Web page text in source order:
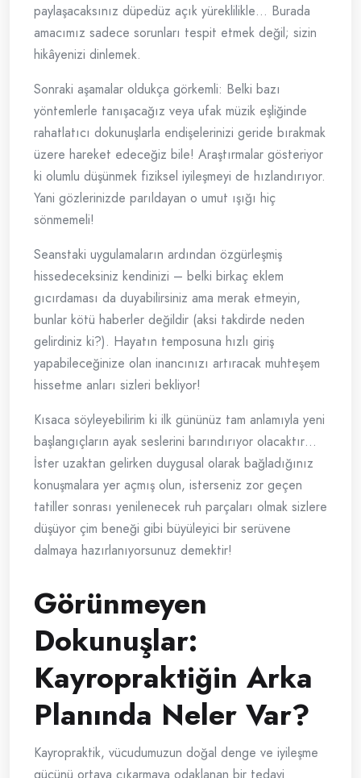
paylaşacaksınız düpedüz açık yüreklilikle… Burada
amacımız sadece sorunları tespit etmek değil; sizin
hikâyenizi dinlemek.
Sonraki aşamalar oldukça görkemli: Belki bazı
yöntemlerle tanışacağız veya ufak müzik eşliğinde
rahatlatıcı dokunuşlarla endişelerinizi geride bırakmak
üzere hareket edeceğiz bile! Araştırmalar gösteriyor
ki olumlu düşünmek fiziksel iyileşmeyi de hızlandırıyor.
Yani gözlerinizde parıldayan o umut ışığı hiç
sönmemeli!
Seanstaki uygulamaların ardından özgürleşmiş
hissedeceksiniz kendinizi – belki birkaç eklem
gıcırdaması da duyabilirsiniz ama merak etmeyin,
bunlar kötü haberler değildir (aksi takdirde neden
gelirdiniz ki?). Hayatın temposuna hızlı giriş
yapabileceğinize olan inancınızı artıracak muhteşem
hissetme anları sizleri bekliyor!
Kısaca söyleyebilirim ki ilk gününüz tam anlamıyla yeni
başlangıçların ayak seslerini barındırıyor olacaktır…
İster uzaktan gelirken duygusal olarak bağladığınız
konuşmalara yer açmış olun, isterseniz zor geçen
tatiller sonrası yenilenecek ruh parçaları olmak sizlere
düşüyor çim beneği gibi büyüleyici bir serüvene
dalmaya hazırlanıyorsunuz demektir!
Görünmeyen
Dokunuşlar:
Kayropraktiğin Arka
Planında Neler Var?
Kayropraktik, vücudumuzun doğal denge ve iyileşme